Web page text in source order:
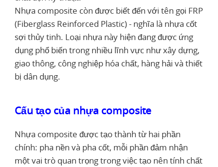
Nhựa composite còn được biết đến với tên gọi FRP
(Fiberglass Reinforced Plastic) - nghĩa là nhựa cốt
sợi thủy tinh. Loại nhựa này hiện đang được ứng
dụng phổ biến trong nhiều lĩnh vực như xây dựng,
giao thông, công nghiệp hóa chất, hàng hải và thiết
bị dân dụng.
Cấu tạo của nhựa composite
Nhựa composite được tạo thành từ hai phần
chính: pha nền và pha cốt, mỗi phần đảm nhận
một vai trò quan trọng trong việc tạo nên tính chất